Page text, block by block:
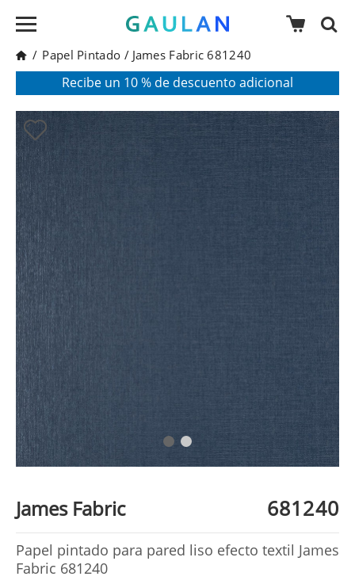
/ Papel Pintado / James Fabric 681240
Pon en tu cesta el código:AGOSTO2026
Recibe un 10 % de descuento adicional
* Válido para pedidos superiores a 120€
James Fabric 681240
Papel pintado para pared liso efecto textil James
Fabric 681240